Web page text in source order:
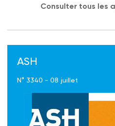
Consulter tous les
ASH
N° 3340 - 08 juillet